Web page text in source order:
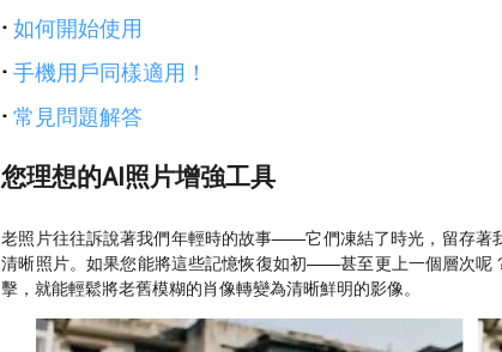
·如何開始使用
·手機用戶同樣適用！
·常見問題解答
您理想的AI照片增強工具
老照片往往訴說著我們年輕時的故事——它們凍結了時光，留存著
清晰照片。如果您能將這些記憶恢復如初——甚至更上一個層次呢
擊，就能輕鬆將老舊模糊的肖像轉變為清晰鮮明的影像。